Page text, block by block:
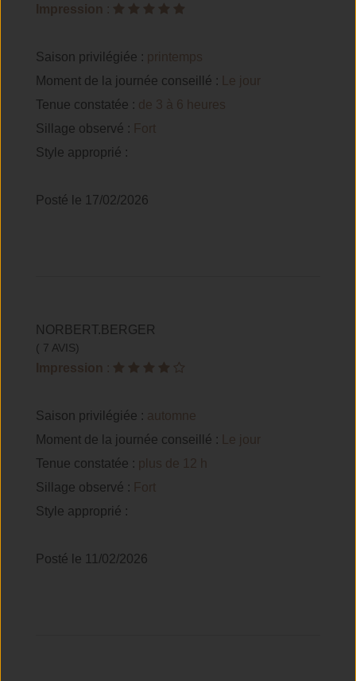
Impression :
Saison privilégiée : printemps
Moment de la journée conseillé :
Le jour
Tenue constatée : de 3 à 6 heures
Sillage observé : Fort
Style approprié :
Posté le 17/02/2026
NORBERT.BERGER
( 7 AVIS)
Impression :
Saison privilégiée : automne
Moment de la journée conseillé :
Le jour
Tenue constatée : plus de 12 h
Sillage observé : Fort
Style approprié :
Posté le 11/02/2026